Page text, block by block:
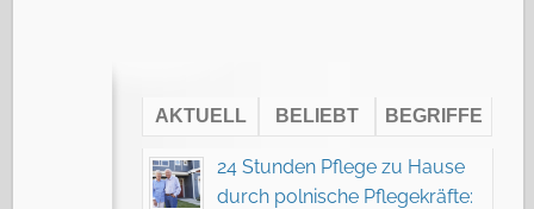
AKTUELL BELIEBT BEGRIFFE
24 Stunden Pflege zu Hause
durch polnische Pflegekräfte: